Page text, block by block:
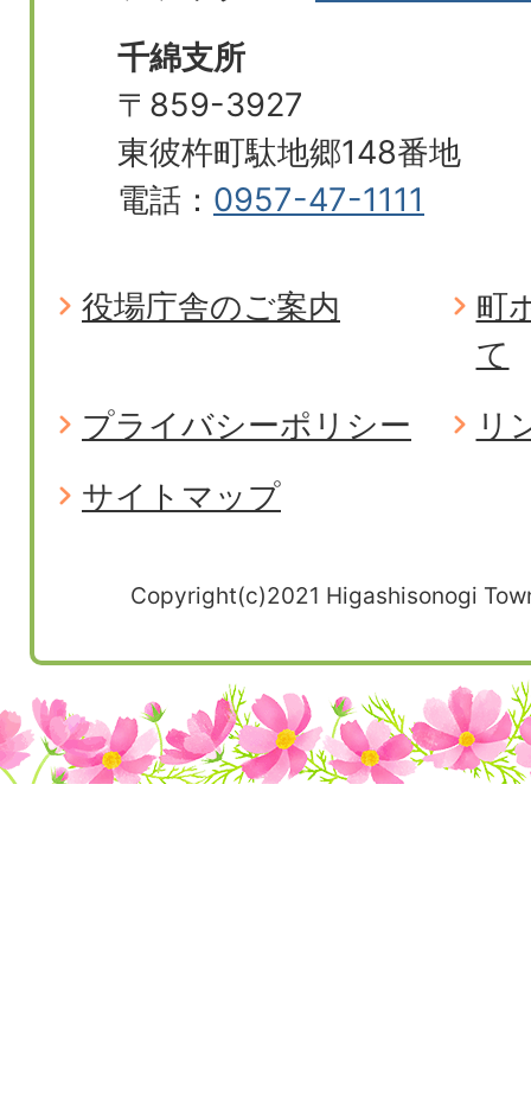
千綿支所
〒859-3927
東彼杵町駄地郷148番地
電話： 0957-47-1111
役場庁舎のご案内
町
て
プライバシーポリシー
リ
サイトマップ
Copyright(c)2021 Higashisonogi